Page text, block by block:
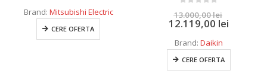
Brand: Mitsubishi Electric
CERE OFERTA
13.000,00lei
12.119,00 lei
Brand: Daikin
CERE OFERTA